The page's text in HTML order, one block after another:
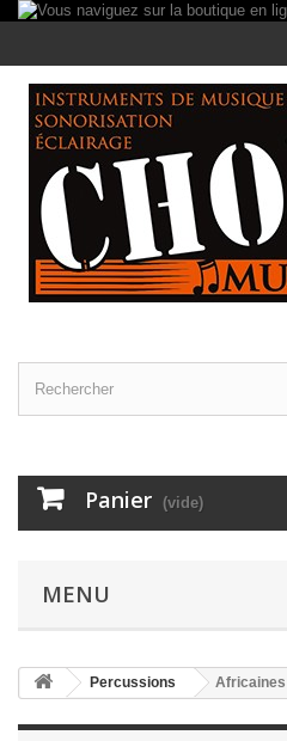
Panier (vide)
MENU
Percussions Africaines